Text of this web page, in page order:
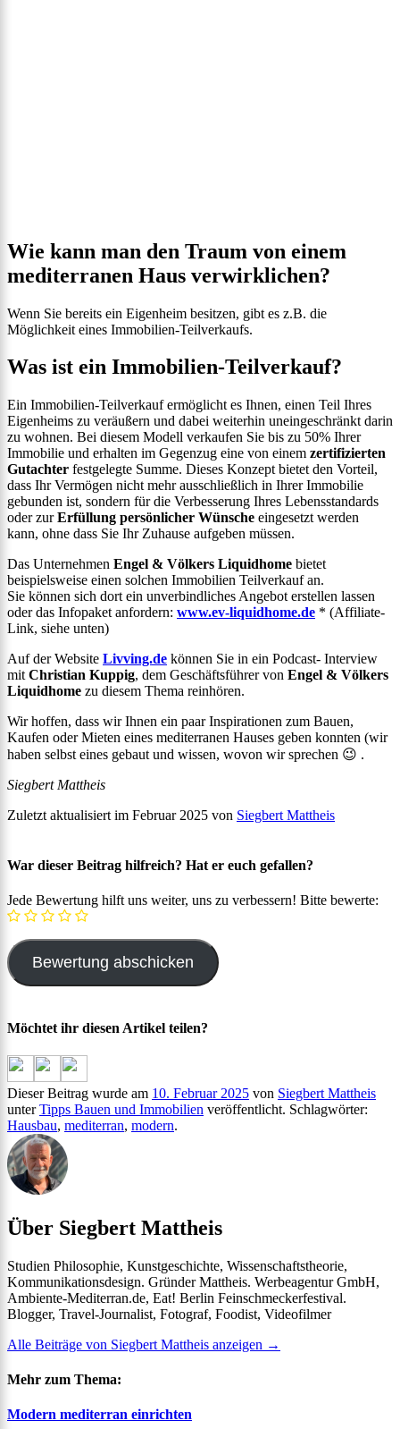
Wie kann man den Traum von einem
mediterranen Haus verwirklichen?
Wenn Sie bereits ein Eigenheim besitzen, gibt es z.B. die
Möglichkeit eines Immobilien-Teilverkaufs.
Was ist ein Immobilien-Teilverkauf?
Ein Immobilien-Teilverkauf ermöglicht es Ihnen, einen Teil Ihres
Eigenheims zu veräußern und dabei weiterhin uneingeschränkt darin
zu wohnen. Bei diesem Modell verkaufen Sie bis zu 50% Ihrer
Immobilie und erhalten im Gegenzug eine von einem zertifizierten
Gutachter festgelegte Summe. Dieses Konzept bietet den Vorteil,
dass Ihr Vermögen nicht mehr ausschließlich in Ihrer Immobilie
gebunden ist, sondern für die Verbesserung Ihres Lebensstandards
oder zurErfüllung persönlicher Wünsche eingesetzt werden
kann, ohne dass Sie Ihr Zuhause aufgeben müssen.
Das Unternehmen Engel & Völkers Liquidhome bietet
beispielsweise einen solchen Immobilien Teilverkauf an.
Sie können sich dort ein unverbindliches Angebot erstellen lassen
oder das Infopaket anfordern: www.ev-liquidhome.de * (Affiliate-
Link, siehe unten)
Auf der Website Livving.de können Sie in ein Podcast- Interview
mit Christian Kuppig, dem Geschäftsführer von Engel & Völkers
Liquidhome zu diesem Thema reinhören.
Wir hoffen, dass wir Ihnen ein paar Inspirationen zum Bauen,
Kaufen oder Mieten eines mediterranen Hauses geben konnten (wir
haben selbst eines gebaut und wissen, wovon wir sprechen 😉 .
Siegbert Mattheis
Zuletzt aktualisiert im Februar 2025 von Siegbert Mattheis
War dieser Beitrag hilfreich? Hat er euch gefallen?
Jede Bewertung hilft uns weiter, uns zu verbessern! Bitte bewerte:
Möchtet ihr diesen Artikel teilen?
Dieser Beitrag wurde am 10. Februar 2025 von Siegbert Mattheis
unterTipps Bauen und Immobilien veröffentlicht. Schlagwörter:
Hausbau, mediterran, modern.
Über Siegbert Mattheis
Studien Philosophie, Kunstgeschichte, Wissenschaftstheorie,
Kommunikationsdesign. Gründer Mattheis. Werbeagentur GmbH,
Ambiente-Mediterran.de, Eat! Berlin Feinschmeckerfestival.
Blogger, Travel-Journalist, Fotograf, Foodist, Videofilmer
Alle Beiträge von Siegbert Mattheis anzeigen →
Mehr zum Thema:
Modern mediterran einrichten